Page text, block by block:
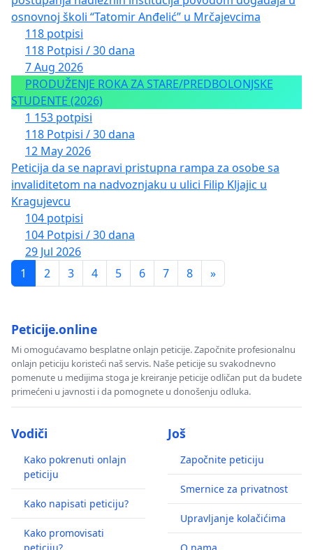
osnovnoj školi “Tatomir Anđelić” u Mrčajevcima
118 potpisi
118 Potpisi / 30 dana
7 Aug 2026
PRODUŽENJE ROKA ZA STARE/PREDBOLONJSKE
STUDENTE (2026)
1 153 potpisi
118 Potpisi / 30 dana
12 May 2026
Peticija da se napravi pristupna rampa za osobe sa
invaliditetom na nadvoznjaku u ulici Filip Kljajic u
Kragujevcu
104 potpisi
104 Potpisi / 30 dana
29 Jul 2026
1
2 3 4 5 6 7 8 »
Peticije.online
Mi omogućavamo besplatne onlajn peticije. Započnite profesionalnu
onlajn peticiju koristeći naš servis. Naše peticije su svakodnevno
pomenute u medijima stoga je kreiranje peticije odličan put da budete
primećeni u javnosti i da pomognete u donošenju odluka.
Vodiči
Kako pokrenuti onlajn
peticiju
Kako napisati peticiju?
Kako promovisati
Još
Započnite peticiju
Smernice za privatnost
Upravljanje kolačićima